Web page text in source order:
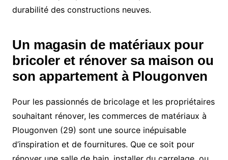
durabilité des constructions neuves.
Un magasin de matériaux pour
bricoler et rénover sa maison ou
son appartement à Plougonven
Pour les passionnés de bricolage et les propriétaires
souhaitant rénover, les commerces de matériaux à
Plougonven (29) sont une source inépuisable
d’inspiration et de fournitures. Que ce soit pour